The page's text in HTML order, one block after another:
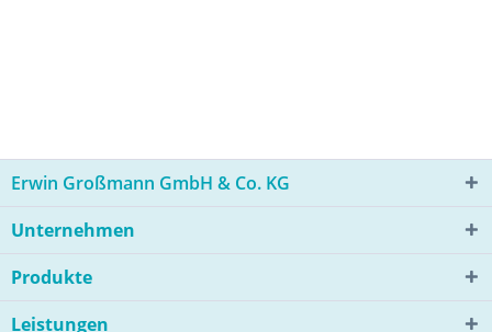
Erwin Großmann GmbH & Co. KG
Unternehmen
Produkte
Leistungen